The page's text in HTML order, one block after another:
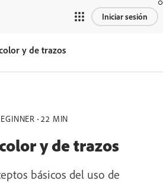
Iniciar sesión
y de trazos
22 MIN
y de trazos
básicos del uso de